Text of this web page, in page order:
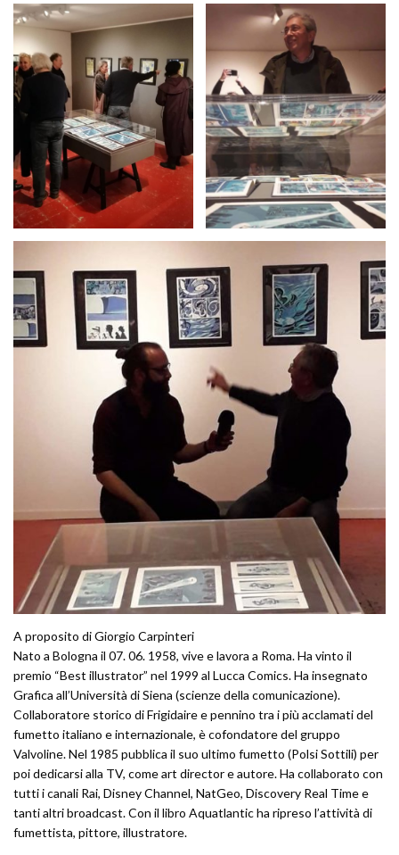
A proposito di Giorgio Carpinteri
Nato a Bologna il 07. 06. 1958, vive e lavora a Roma. Ha vinto il
premio “Best illustrator” nel 1999 al Lucca Comics. Ha insegnato
Grafica all’Università di Siena (scienze della comunicazione).
Collaboratore storico di Frigidaire e pennino tra i più acclamati del
fumetto italiano e internazionale, è cofondatore del gruppo
Valvoline. Nel 1985 pubblica il suo ultimo fumetto (Polsi Sottili) per
poi dedicarsi alla TV, come art director e autore. Ha collaborato con
tutti i canali Rai, Disney Channel, NatGeo, Discovery Real Time e
tanti altri broadcast. Con il libro Aquatlantic ha ripreso l’attività di
fumettista, pittore, illustratore.